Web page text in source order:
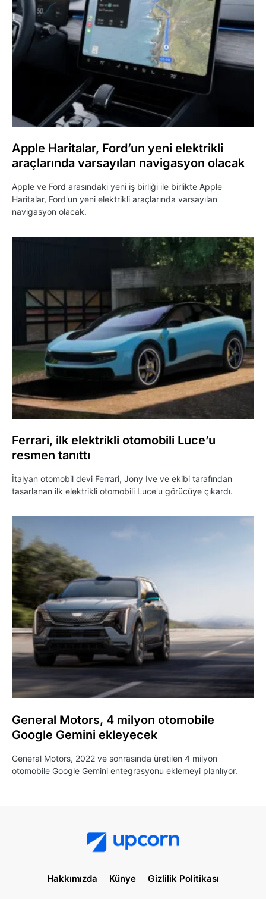
Apple Haritalar, Ford’un yeni elektrikli
araçlarında varsayılan navigasyon olacak
Apple ve Ford arasındaki yeni iş birliği ile birlikte Apple
Haritalar, Ford'un yeni elektrikli araçlarında varsayılan
navigasyon olacak.
Ferrari, ilk elektrikli otomobili Luce’u
resmen tanıttı
İtalyan otomobil devi Ferrari, Jony Ive ve ekibi tarafından
tasarlanan ilk elektrikli otomobili Luce'u görücüye çıkardı.
General Motors, 4 milyon otomobile
Google Gemini ekleyecek
General Motors, 2022 ve sonrasında üretilen 4 milyon
otomobile Google Gemini entegrasyonu eklemeyi planlıyor.
Hakkımızda Künye Gizlilik Politikası